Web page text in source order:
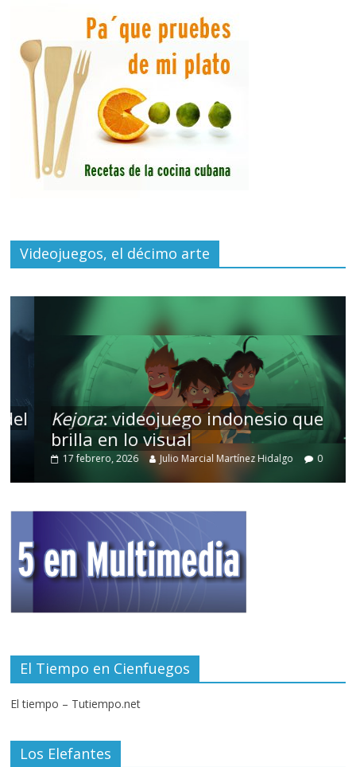
Videojuegos, el décimo arte
Kejora: videojuego indonesio que
brilla en lo visual
17 febrero, 2026 Julio Marcial Martínez Hidalgo
El Tiempo en Cienfuegos
El tiempo – Tutiempo.net
Los Elefantes